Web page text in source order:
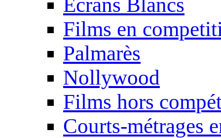
Écrans Blancs
Films en
Palmarès
Nollywood
Films hors
Courts-métrages